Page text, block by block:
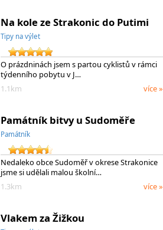
Na kole ze Strakonic do Putimi
Tipy na výlet
O prázdninách jsem s partou cyklistů v rámci
týdenního pobytu v J…
1.1km
více »
Památník bitvy u Sudoměře
Památník
Nedaleko obce Sudoměř v okrese Strakonice
jsme si udělali malou školní…
1.3km
více »
Vlakem za Žižkou